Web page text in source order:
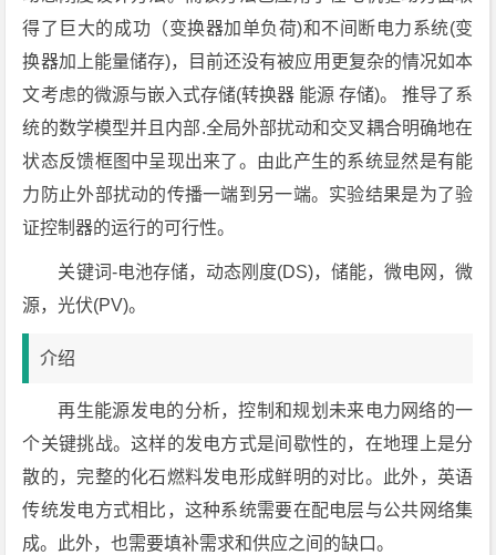
得了巨大的成功（变换器加单负荷)和不间断电力系统(变
换器加上能量储存)，目前还没有被应用更复杂的情况如本
文考虑的微源与嵌入式存储(转换器 能源 存储)。 推导了系
统的数学模型并且内部.全局外部扰动和交叉耦合明确地在
状态反馈框图中呈现出来了。由此产生的系统显然是有能
力防止外部扰动的传播一端到另一端。实验结果是为了验
证控制器的运行的可行性。
关键词-电池存储，动态刚度(DS)，储能，微电网，微
源，光伏(PV)。
介绍
再生能源发电的分析，控制和规划未来电力网络的一
个关键挑战。这样的发电方式是间歇性的，在地理上是分
散的，完整的化石燃料发电形成鲜明的对比。此外，英语
传统发电方式相比，这种系统需要在配电层与公共网络集
成。此外，也需要填补需求和供应之间的缺口。